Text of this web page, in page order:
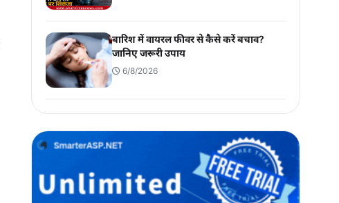
बारिश में वायरल फीवर से कैसे करें बचाव?
जानिए जरूरी उपाय
6/8/2026